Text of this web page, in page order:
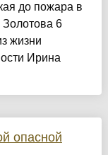
до пожара в
6
жизни
Ирина
опасной